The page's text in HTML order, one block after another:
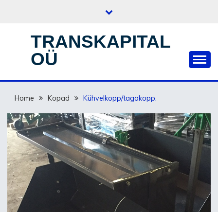
TRANSKAPITAL
OÜ
Home Kopad Kühvelkopp/tagakopp.